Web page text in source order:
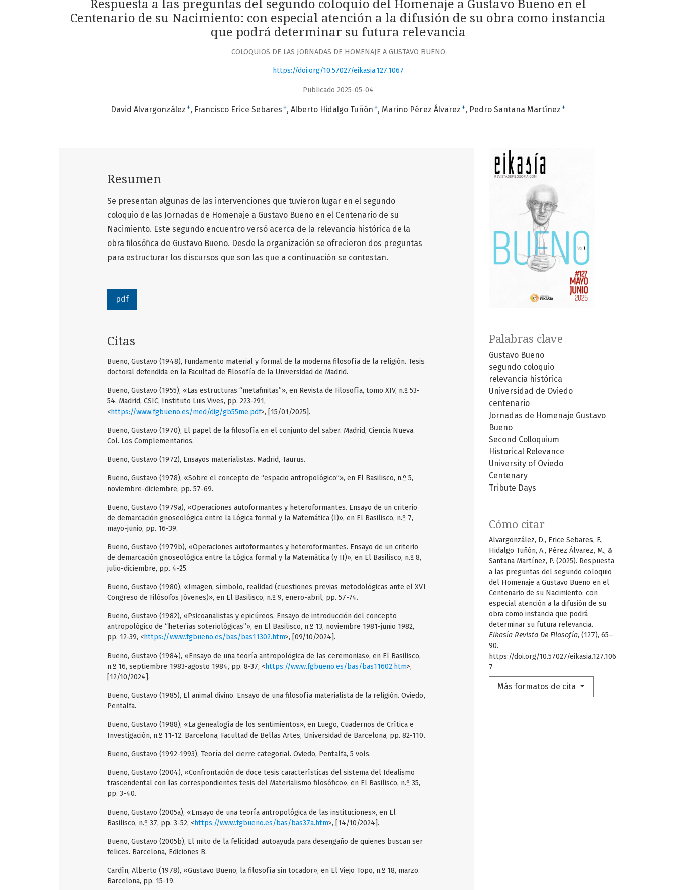
Respuesta a las preguntas del segundo coloquio del Homenaje a Gustavo Bueno en el
Centenario de su Nacimiento: con especial atención a la difusión de su obra como instancia
que podrá determinar su futura relevancia
COLOQUIOS DE LAS JORNADAS DE HOMENAJE A GUSTAVO BUENO
https://doi.org/10.57027/eikasia.127.1067
Publicado 2025-05-04
David Alvargonzález + Francisco Erice Sebares + Alberto Hidalgo Tuñón + Marino Pérez Álvarez + Pedro Santana Martínez +
Palabras clave
Gustavo Bueno
segundo coloquio
relevancia histórica
Universidad de Oviedo
centenario
Jornadas de Homenaje Gustavo
Bueno
Second Colloquium
Historical Relevance
University of Oviedo
Centenary
Tribute Days
Cómo citar
Alvargonzález, D., Erice Sebares, F.,
Hidalgo Tuñón, A., Pérez Álvarez, M., &
Santana Martínez, P. (2025). Respuesta
a las preguntas del segundo coloquio
del Homenaje a Gustavo Bueno en el
Centenario de su Nacimiento: con
especial atención a la difusión de su
obra como instancia que podrá
determinar su futura relevancia.
Eikasía Revista De Filosofía, (127), 65–
90.
https://doi.org/10.57027/eikasia.127.106
7
Más formatos de cita
Resumen
Se presentan algunas de las intervenciones que tuvieron lugar en el segundo
coloquio de las Jornadas de Homenaje a Gustavo Bueno en el Centenario de su
Nacimiento. Este segundo encuentro versó acerca de la relevancia histórica de la
obra filosófica de Gustavo Bueno. Desde la organización se ofrecieron dos preguntas
para estructurar los discursos que son las que a continuación se contestan.
pdf
Citas
Bueno, Gustavo (1948), Fundamento material y formal de la moderna filosofía de la religión. Tesis
doctoral defendida en la Facultad de Filosofía de la Universidad de Madrid.
Bueno, Gustavo (1955), «Las estructuras “metafinitas”», en Revista de Filosofía, tomo XIV, n.º 53-
54. Madrid, CSIC, Instituto Luis Vives, pp. 223-291,
<https://www.fgbueno.es/med/dig/gb55me.pdf>, [15/01/2025].
Bueno, Gustavo (1970), El papel de la filosofía en el conjunto del saber. Madrid, Ciencia Nueva.
Col. Los Complementarios.
Bueno, Gustavo (1972), Ensayos materialistas. Madrid, Taurus.
Bueno, Gustavo (1978), «Sobre el concepto de “espacio antropológico”», en El Basilisco, n.º 5,
noviembre-diciembre, pp. 57-69.
Bueno, Gustavo (1979a), «Operaciones autoformantes y heteroformantes. Ensayo de un criterio
de demarcación gnoseológica entre la Lógica formal y la Matemática (I)», en El Basilisco, n.º 7,
mayo-junio, pp. 16-39.
Bueno, Gustavo (1979b), «Operaciones autoformantes y heteroformantes. Ensayo de un criterio
de demarcación gnoseológica entre la Lógica formal y la Matemática (y II)», en El Basilisco, n.º 8,
julio-diciembre, pp. 4-25.
Bueno, Gustavo (1980), «Imagen, símbolo, realidad (cuestiones previas metodológicas ante el XVI
Congreso de Filósofos Jóvenes)», en El Basilisco, n.º 9, enero-abril, pp. 57-74.
Bueno, Gustavo (1982), «Psicoanalistas y epicúreos. Ensayo de introducción del concepto
antropológico de “heterías soteriológicas”», en El Basilisco, n.º 13, noviembre 1981-junio 1982,
pp. 12-39, <https://www.fgbueno.es/bas/bas11302.htm>, [09/10/2024].
Bueno, Gustavo (1984), «Ensayo de una teoría antropológica de las ceremonias», en El Basilisco,
n.º 16, septiembre 1983-agosto 1984, pp. 8-37, <https://www.fgbueno.es/bas/bas11602.htm>,
[12/10/2024].
Bueno, Gustavo (1985), El animal divino. Ensayo de una filosofía materialista de la religión. Oviedo,
Pentalfa.
Bueno, Gustavo (1988), «La genealogía de los sentimientos», en Luego, Cuadernos de Crítica e
Investigación, n.º 11-12. Barcelona, Facultad de Bellas Artes, Universidad de Barcelona, pp. 82-110.
Bueno, Gustavo (1992-1993), Teoría del cierre categorial. Oviedo, Pentalfa, 5 vols.
Bueno, Gustavo (2004), «Confrontación de doce tesis características del sistema del Idealismo
trascendental con las correspondientes tesis del Materialismo filosófico», en El Basilisco, n.º 35,
pp. 3-40.
Bueno, Gustavo (2005a), «Ensayo de una teoría antropológica de las instituciones», en El
Basilisco, n.º 37, pp. 3-52, <https://www.fgbueno.es/bas/bas37a.htm>, [14/10/2024].
Bueno, Gustavo (2005b), El mito de la felicidad: autoayuda para desengaño de quienes buscan ser
felices. Barcelona, Ediciones B.
Cardín, Alberto (1978), «Gustavo Bueno, la filosofía sin tocador», en El Viejo Topo, n.º 18, marzo.
Barcelona, pp. 15-19.